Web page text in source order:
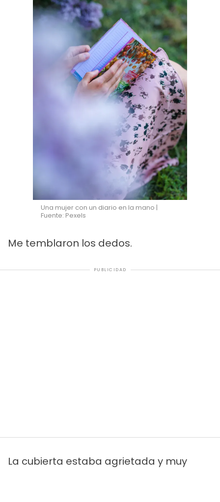
Una mujer con un diario en la mano |
Fuente: Pexels
Me temblaron los dedos.
PUBLICIDAD
La cubierta estaba agrietada y muy